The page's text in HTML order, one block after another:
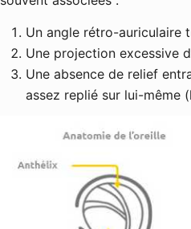
Un angle rétro-auriculaire
Une projection excessive
Une absence de relief
assez replié sur lui-même